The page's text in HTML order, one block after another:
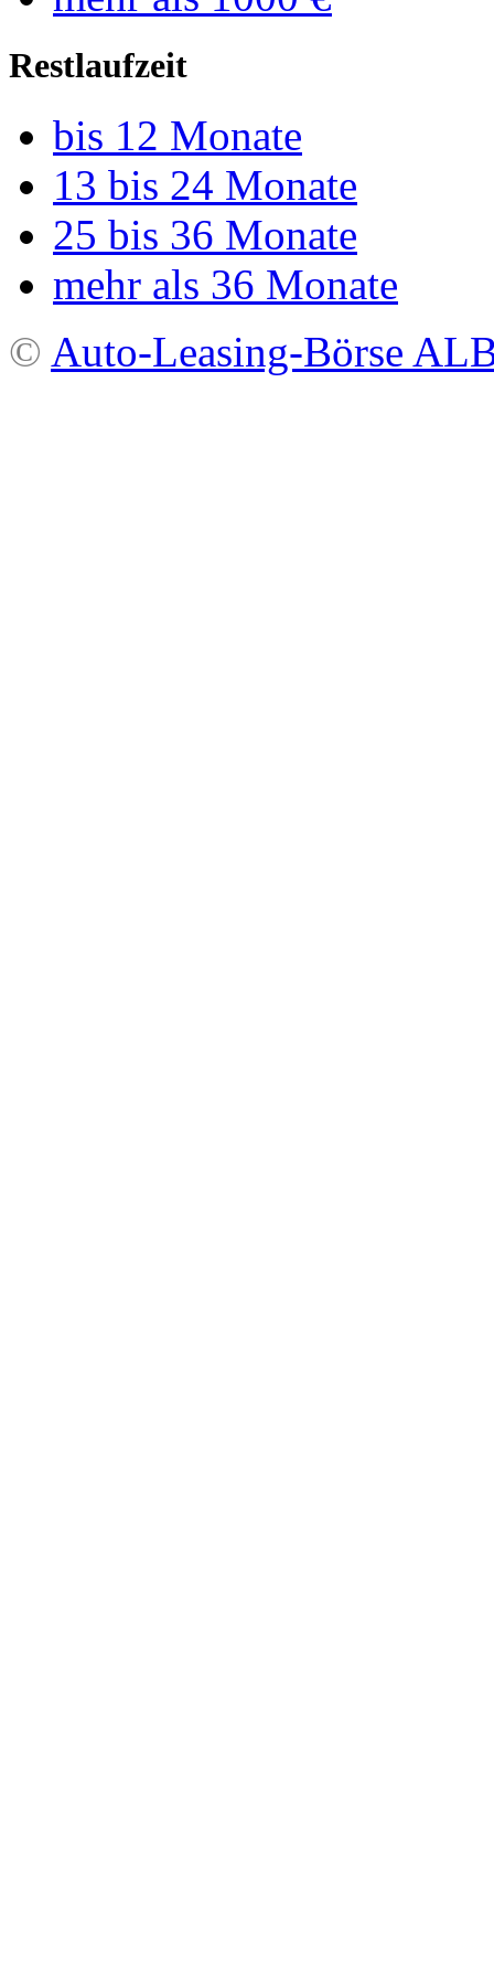
Restlaufzeit
bis 12 Monate
13 bis 24 Monate
25 bis 36 Monate
mehr als 36 Monate
© Auto-Leasing-Börse